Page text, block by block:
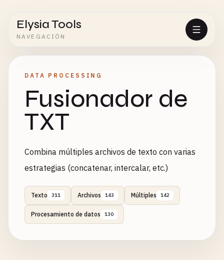
Elysia Tools
NAVEGACIÓN
DATA PROCESSING
Fusionador de
TXT
Combina múltiples archivos de texto con varias
estrategias (concatenar, intercalar, etc.)
Texto 311 Archivos 143 Múltiples 142
Procesamiento de datos 130